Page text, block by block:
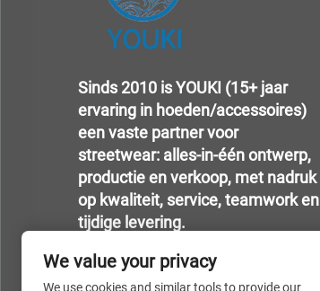
Sinds 2010 is YOUKI (15+ jaar
ervaring in hoeden/accessoires)
een vaste partner voor
streetwear: alles-in-één ontwerp,
productie en verkoop, met nadruk
op kwaliteit, service, teamwork en
tijdige levering.
We value your privacy
We use cookies and similar tools to provide our